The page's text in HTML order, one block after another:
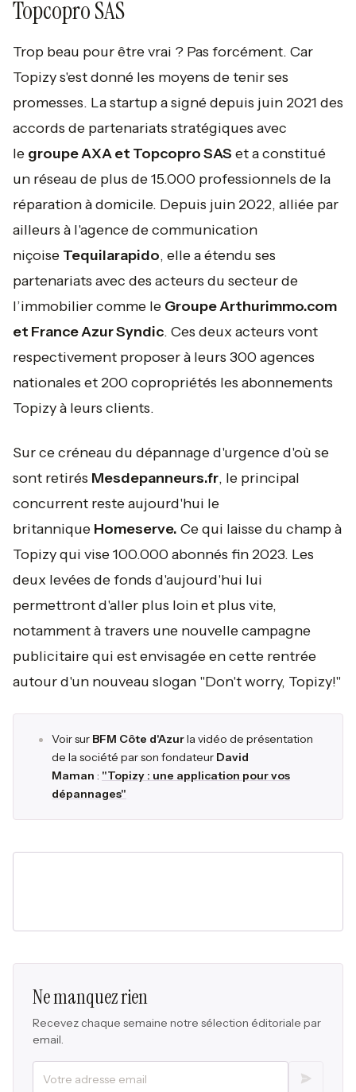
Topcopro SAS
Trop beau pour être vrai ? Pas forcément. Car
Topizy s'est donné les moyens de tenir ses
promesses. La startup a signé depuis juin 2021 des
accords de partenariats stratégiques avec
le groupe AXA et Topcopro SAS et a constitué
un réseau de plus de 15.000 professionnels de la
réparation à domicile. Depuis juin 2022, alliée par
ailleurs à l'agence de communication
niçoise Tequilarapido, elle a étendu ses
partenariats avec des acteurs du secteur de
l’immobilier comme le Groupe Arthurimmo.com
et France Azur Syndic. Ces deux acteurs vont
respectivement proposer à leurs 300 agences
nationales et 200 copropriétés les abonnements
Topizy à leurs clients.
Sur ce créneau du dépannage d'urgence d'où se
sont retirés Mesdepanneurs.fr, le principal
concurrent reste aujourd'hui le
britannique Homeserve. Ce qui laisse du champ à
Topizy qui vise 100.000 abonnés fin 2023. Les
deux levées de fonds d'aujourd'hui lui
permettront d'aller plus loin et plus vite,
notamment à travers une nouvelle campagne
publicitaire qui est envisagée en cette rentrée
autour d'un nouveau slogan "Don't worry, Topizy!"
Voir sur BFM Côte d'Azurla vidéo de présentation
de la société par son fondateur David
Maman : "Topizy : une application pour vos
dépannages"
Ne manquez rien
Recevez chaque semaine notre sélection éditoriale par
email.